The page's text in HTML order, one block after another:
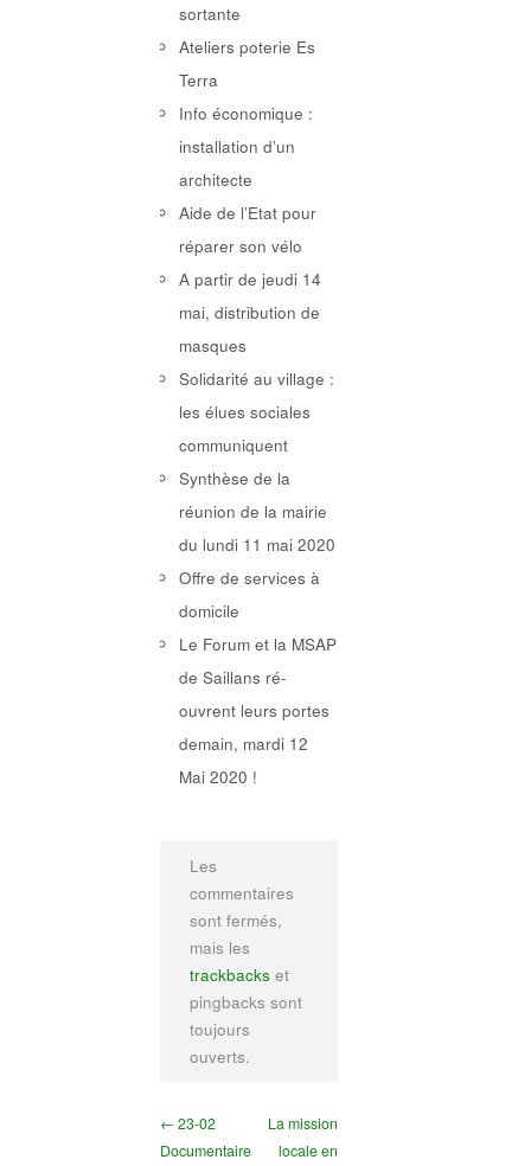
sortante
Ateliers poterie Es
Terra
Info économique :
installation d’un
architecte
Aide de l’Etat pour
réparer son vélo
A partir de jeudi 14
mai, distribution de
masques
Solidarité au village :
les élues sociales
communiquent
Synthèse de la
réunion de la mairie
du lundi 11 mai 2020
Offre de services à
domicile
Le Forum et la MSAP
de Saillans ré-
ouvrent leurs portes
demain, mardi 12
Mai 2020 !
Les
commentaires
sont fermés,
mais les
trackbacks et
pingbacks sont
toujours
ouverts.
← 23-02
Documentaire
La mission
locale en